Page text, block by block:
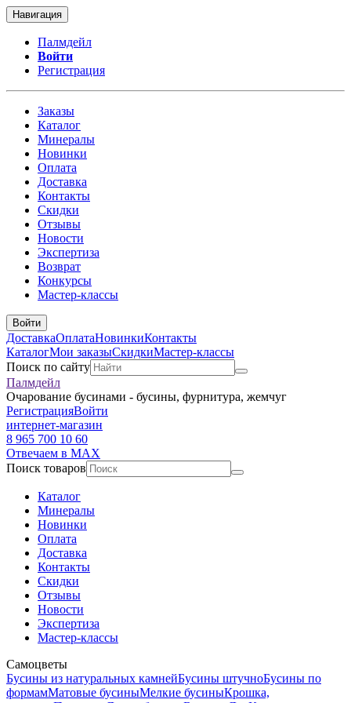
Навигация
Палмдейл
Войти
Регистрация
Заказы
Каталог
Минералы
Новинки
Оплата
Доставка
Контакты
Скидки
Отзывы
Новости
Экспертиза
Возврат
Конкурсы
Мастер-классы
Войти
ДоставкаОплатаНовинкиКонтакты
КаталогМои заказыСкидкиМастер-классы
Поиск по сайту
Палмдейл
Очарование бусинами - бусины, фурнитура, жемчуг
РегистрацияВойти
интернет-магазин
8 965 700 10 60
Отвечаем в MAX
Поиск товаров
Каталог
Минералы
Новинки
Оплата
Доставка
Контакты
Скидки
Отзывы
Новости
Экспертиза
Мастер-классы
Самоцветы
Бусины из натуральных камнейБусины штучноБусины по
формамМатовые бусиныМелкие бусиныКрошка,